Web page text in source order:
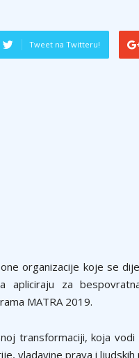
Tweet na Twitteru!
organizacije koje se
apliciraju za
MATRA 2019.
transformaciji, koja
vladavine prava i ljudskih